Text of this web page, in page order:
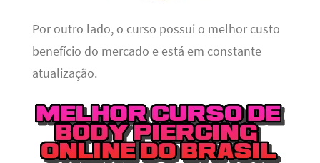
Por outro lado, o curso possui o melhor custo
benefício do mercado e está em constante
atualização.